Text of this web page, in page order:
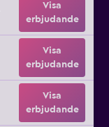
Visa
erbjudande
Visa
erbjudande
Visa
erbjudande